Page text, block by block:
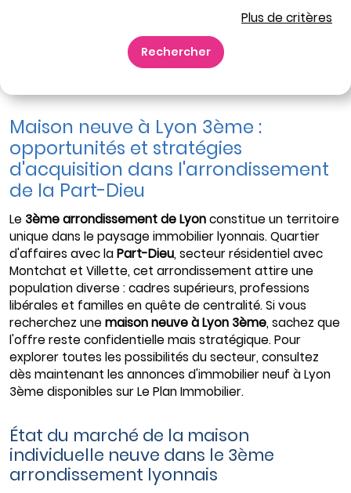
Plus de critères
Rechercher
Maison neuve à Lyon 3ème :
opportunités et stratégies
d'acquisition dans l'arrondissement
de la Part-Dieu
Le 3ème arrondissement de Lyonconstitue un territoire
unique dans le paysage immobilier lyonnais. Quartier
d'affaires avec laPart-Dieu, secteur résidentiel avec
Montchat et Villette, cet arrondissement attire une
population diverse : cadres supérieurs, professions
libérales et familles en quête de centralité. Si vous
recherchez une maison neuve à Lyon 3ème, sachez que
l'offre reste confidentielle mais stratégique. Pour
explorer toutes les possibilités du secteur, consultez
dès maintenant les annonces d'immobilier neuf à Lyon
3ème disponibles sur Le Plan Immobilier.
État du marché de la maison
individuelle neuve dans le 3ème
arrondissement lyonnais